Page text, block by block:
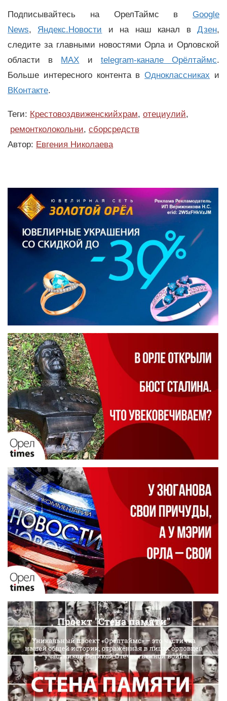
Подписывайтесь на ОрелТаймс в Google
News, Яндекс.Новости и на наш канал вДзен,
следите за главными новостями Орла и Орловской
области в MAX и telegram-канале Орёлтаймс.
Больше интересного контента вОдноклассниках и
ВКонтакте.
Теги: Крестовоздвиженскийхрам, отециулий,
ремонтколокольни, сборсредств
Автор: Евгения Николаева